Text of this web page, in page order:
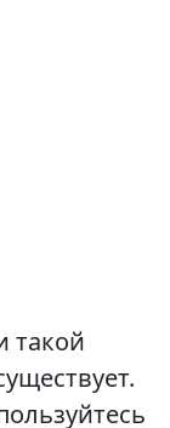
такой